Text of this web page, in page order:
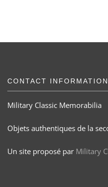
CONTACT INFORMATION
Military Classic Memorabilia
Objets authentiques de la
Un site proposé par Military